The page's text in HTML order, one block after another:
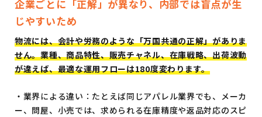
企業ごとに「正解」が異なり、内部では盲点が生
じやすいため
物流には、会計や労務のような「万国共通の正解」がありま
せん。業種、商品特性、販売チャネル、在庫戦略、出荷波動
が違えば、最適な運用フローは180度変わります。
・業界による違い：たとえば同じアパレル業界でも、メーカ
ー、問屋、小売では、求められる在庫精度や返品対応のスピ